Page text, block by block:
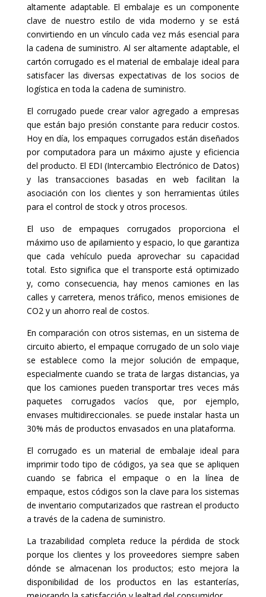
altamente adaptable. El embalaje es un componente
clave de nuestro estilo de vida moderno y se está
convirtiendo en un vínculo cada vez más esencial para
la cadena de suministro. Al ser altamente adaptable, el
cartón corrugado es el material de embalaje ideal para
satisfacer las diversas expectativas de los socios de
logística en toda la cadena de suministro.
El corrugado puede crear valor agregado a empresas
que están bajo presión constante para reducir costos.
Hoy en día, los empaques corrugados están diseñados
por computadora para un máximo ajuste y eficiencia
del producto. El EDI (Intercambio Electrónico de Datos)
y las transacciones basadas en web facilitan la
asociación con los clientes y son herramientas útiles
para el control de stock y otros procesos.
El uso de empaques corrugados proporciona el
máximo uso de apilamiento y espacio, lo que garantiza
que cada vehículo pueda aprovechar su capacidad
total. Esto significa que el transporte está optimizado
y, como consecuencia, hay menos camiones en las
calles y carretera, menos tráfico, menos emisiones de
CO2 y un ahorro real de costos.
En comparación con otros sistemas, en un sistema de
circuito abierto, el empaque corrugado de un solo viaje
se establece como la mejor solución de empaque,
especialmente cuando se trata de largas distancias, ya
que los camiones pueden transportar tres veces más
paquetes corrugados vacíos que, por ejemplo,
envases multidireccionales. se puede instalar hasta un
30% más de productos envasados en una plataforma.
El corrugado es un material de embalaje ideal para
imprimir todo tipo de códigos, ya sea que se apliquen
cuando se fabrica el empaque o en la línea de
empaque, estos códigos son la clave para los sistemas
de inventario computarizados que rastrean el producto
a través de la cadena de suministro.
La trazabilidad completa reduce la pérdida de stock
porque los clientes y los proveedores siempre saben
dónde se almacenan los productos; esto mejora la
disponibilidad de los productos en las estanterías,